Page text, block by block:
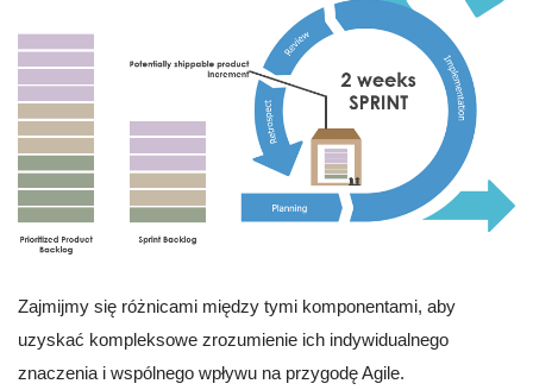
Zajmijmy się różnicami między tymi komponentami, aby
uzyskać kompleksowe zrozumienie ich indywidualnego
znaczenia i wspólnego wpływu na przygodę Agile.